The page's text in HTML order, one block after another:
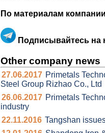
По материалам
Подписывайтесь на
Other company news
27.06.2017 Primetals
Steel Group Rizhao Co., Ltd
26.06.2017 Primetals
industry
22.11.2016 Tangshan